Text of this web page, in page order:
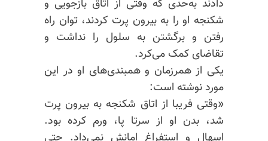
دادند به‌حدی که وقتی از اتاق بازجویی و
شکنجه او را به بیرون پرت کردند، توان راه
رفتن و برگشتن به سلول را نداشت و
تقاضای کمک می‌کرد.
یکی از همرزمان و همبندی‌های او در این
مورد نوشته است:
«وقتی فریبا از اتاق شکنجه به بیرون پرت
شد، بدن او از سرتا پا، ورم کرده بود.